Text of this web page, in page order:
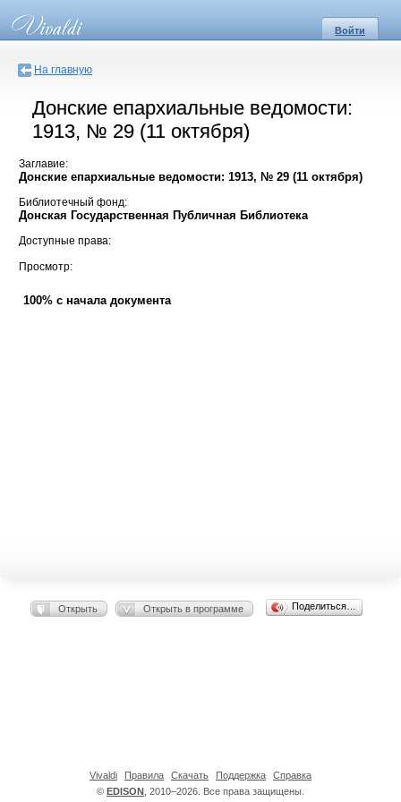
Войти
На главную
Донские епархиальные ведомости:
1913, № 29 (11 октября)
Заглавие:
Донские епархиальные ведомости: 1913, № 29 (11 октября)
Библиотечный фонд:
Донская Государственная Публичная Библиотека
Доступные права:
Просмотр:
100% с начала документа
Открыть Открыть в программе Поделиться…
© EDISON , 2010–2026. Все права защищены.
Vivaldi Правила Скачать Поддержка Справка